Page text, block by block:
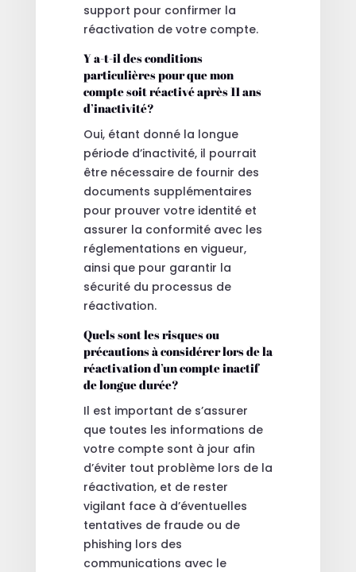
support pour confirmer la
réactivation de votre compte.
Y a-t-il des conditions
particulières pour que mon
compte soit réactivé après 11 ans
d’inactivité?
Oui, étant donné la longue
période d’inactivité, il pourrait
être nécessaire de fournir des
documents supplémentaires
pour prouver votre identité et
assurer la conformité avec les
réglementations en vigueur,
ainsi que pour garantir la
sécurité du processus de
réactivation.
Quels sont les risques ou
précautions à considérer lors de la
réactivation d’un compte inactif
de longue durée?
Il est important de s’assurer
que toutes les informations de
votre compte sont à jour afin
d’éviter tout problème lors de la
réactivation, et de rester
vigilant face à d’éventuelles
tentatives de fraude ou de
phishing lors des
communications avec le